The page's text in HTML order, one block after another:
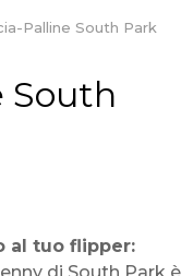
Palline South Park
South
al tuo flipper: